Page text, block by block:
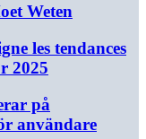
Weten
les tendances
2025
på
användare